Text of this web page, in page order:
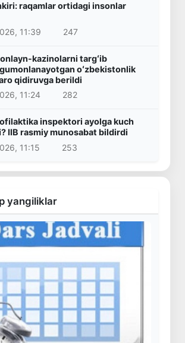
raqamlar ortidagi insonlar
11:39
247
kazinolarni targʻib
oʻzbekistonlik
qidiruvga berildi
11:24
282
inspektori ayolga kuch
IIB rasmiy munosabat bildirdi
11:15
253
yangiliklar